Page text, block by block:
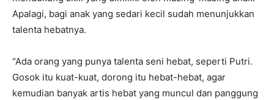
Apalagi, bagi anak yang sedari kecil sudah menunjukkan
talenta hebatnya.
“Ada orang yang punya talenta seni hebat, seperti Putri.
Gosok itu kuat-kuat, dorong itu hebat-hebat, agar
kemudian banyak artis hebat yang muncul dan panggung